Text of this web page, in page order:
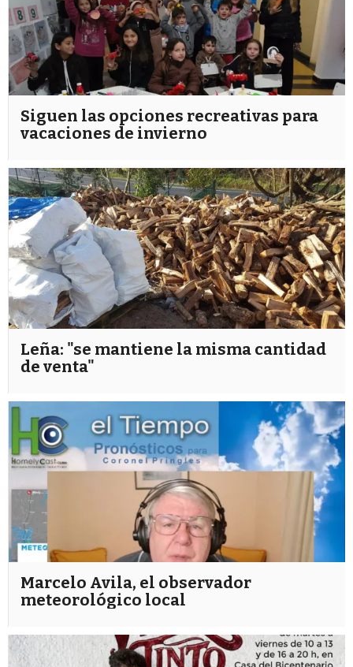
Siguen las opciones recreativas para
vacaciones de invierno
Leña: "se mantiene la misma cantidad
de venta"
Marcelo Avila, el observador
meteorológico local